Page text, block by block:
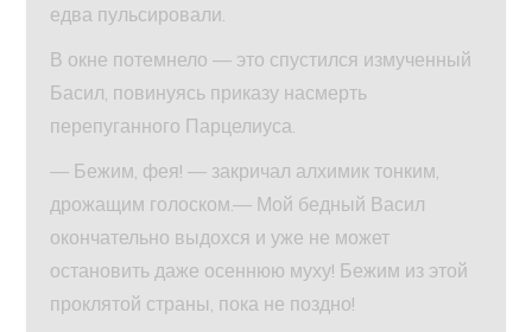
едва пульсировали.
В окне потемнело — это спустился измученный
Басил, повинуясь приказу насмерть
перепуганного Парцелиуса.
— Бежим, фея! — закричал алхимик тонким,
дрожащим голоском.— Мой бедный Васил
окончательно выдохся и уже не может
остановить даже осеннюю муху! Бежим из этой
проклятой страны, пока не поздно!